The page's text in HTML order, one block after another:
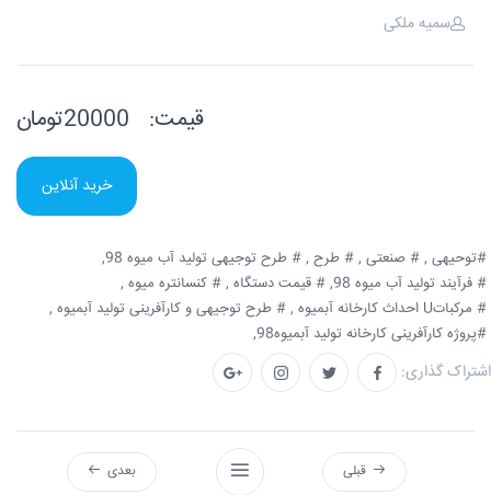
سمیه ملکی
قیمت:
خرید آنلاین
#توحیهی , # صنعتی , # طرح , # طرح توجیهی تولید آب میوه 98,
# فرآیند تولید آب میوه 98,
# قیمت دستگاه , # کنسانتره میوه ,
# مرکباتU احداث کارخانه آبمیوه ,
# طرح توجیهی و کارآفرینی تولید آبمیوه ,
#پروژه کارآفرینی کارخانه تولید آبمیوه98,
اشتراک گذاری:
قبلی بعدی